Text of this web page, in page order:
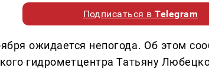
Подписаться вTelegram
ожидается непогода. Об этом
гидрометцентра Татьяну